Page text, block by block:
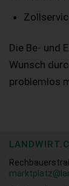
Die Be- und
Wunsch
problemlos